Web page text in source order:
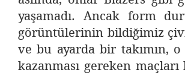
yaşamadı. Ancak form
görüntülerinin bildiğimiz
ve bu ayarda bir takımın,
kazanması gereken